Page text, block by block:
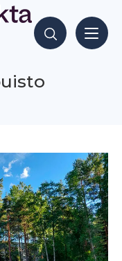
Hae sisältöjä